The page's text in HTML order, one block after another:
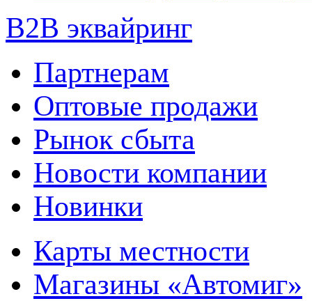
B2B эквайринг
Партнерам
Оптовые продажи
Рынок сбыта
Новости компании
Новинки
Карты местности
Магазины «Автомиг»